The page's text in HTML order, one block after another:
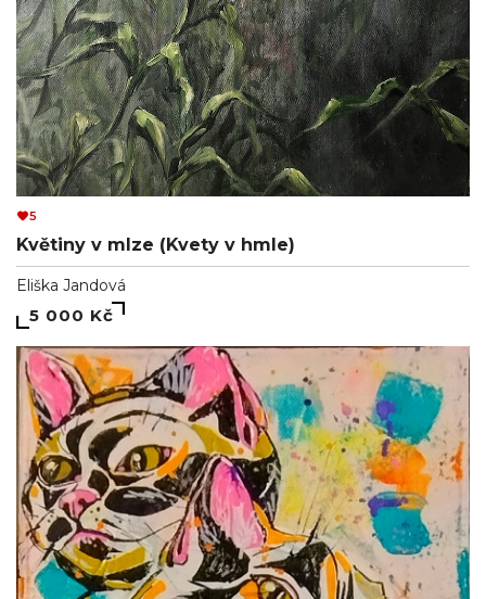
5
Květiny v mlze (Kvety v hmle)
Eliška Jandová
5 000 Kč